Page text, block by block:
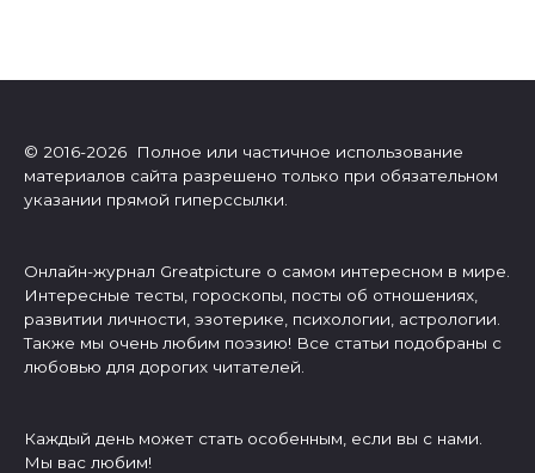
© 2016-2026 Полное или частичное использование
материалов сайта разрешено только при обязательном
указании прямой гиперссылки.
Онлайн-журнал Greatpicture о самом интересном в мире.
Интересные тесты, гороскопы, посты об отношениях,
развитии личности, эзотерике, психологии, астрологии.
Также мы очень любим поэзию! Все статьи подобраны с
любовью для дорогих читателей.
Каждый день может стать особенным, если вы с нами.
Мы вас любим!